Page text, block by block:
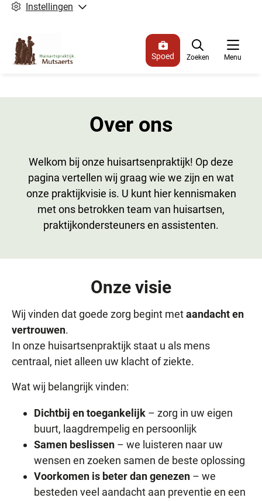
Instellingen
Menu
Spoed Zoeken
Over ons
Welkom bij onze huisartsenpraktijk! Op deze
pagina vertellen wij graag wie we zijn en wat
onze praktijkvisie is. U kunt hier kennismaken
met ons betrokken team van huisartsen,
praktijkondersteuners en assistenten.
Onze visie
Wij vinden dat goede zorg begint metaandacht en
vertrouwen.
In onze huisartsenpraktijk staat u als mens
centraal, niet alleen uw klacht of ziekte.
Wat wij belangrijk vinden:
Dichtbij en toegankelijk – zorg in uw eigen
buurt, laagdrempelig en persoonlijk
Samen beslissen – we luisteren naar uw
wensen en zoeken samen de beste oplossing
Voorkomen is beter dan genezen – we
besteden veel aandacht aan preventie en een